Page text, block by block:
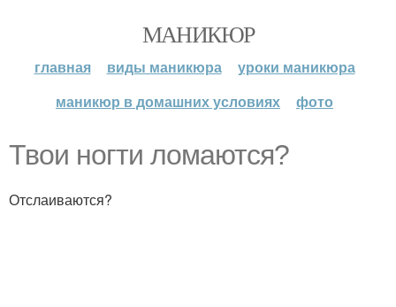
МАНИКЮР
главная виды маникюра
уроки маникюра
маникюр в домашних условиях
фото
Твои ногти ломаются?
Отслаиваются?